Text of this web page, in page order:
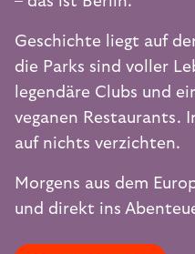
Geschichte liegt auf
die Parks sind voller
legendäre Clubs und
veganen Restaurants.
auf nichts verzichten.
Morgens aus dem
und direkt ins